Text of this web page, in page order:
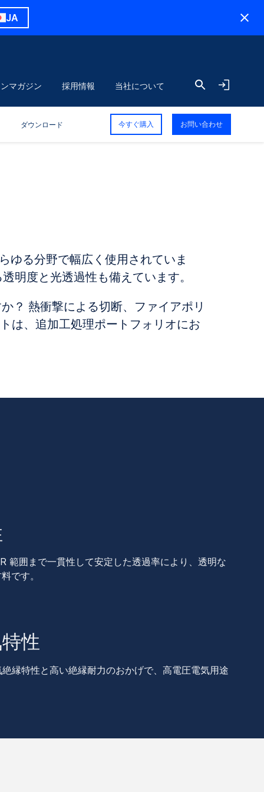
JA
マガジン 採用情報 当社について
ダウンロード 今すぐ購入 お問い合わせ
ゆる分野で幅広く使用されていま
明度と光透過性も備えています。
？ 熱衝撃による切断、ファイアポリ
は、追加工処理ポートフォリオにお
範囲まで一貫性して安定した透過率により、透明な
です。
性
縁特性と高い絶縁耐力のおかげで、高電圧電気用途